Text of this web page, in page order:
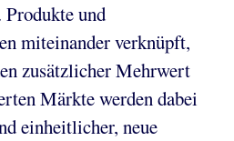
Produkte und
miteinander verknüpft,
zusätzlicher Mehrwert
Märkte werden dabei
einheitlicher, neue